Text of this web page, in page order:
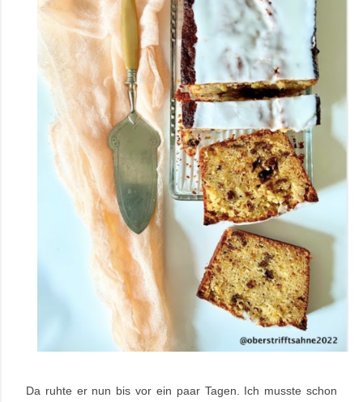
Da ruhte er nun bis vor ein paar Tagen. Ich musste schon